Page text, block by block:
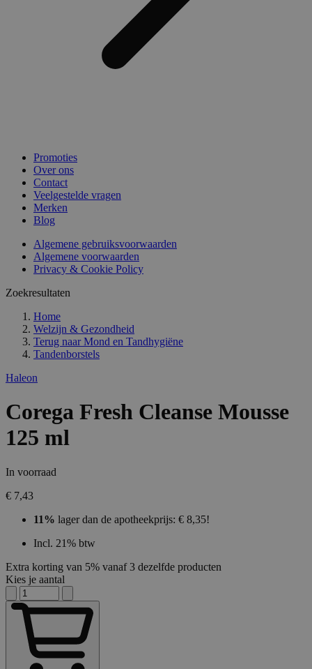
Promoties
Over ons
Contact
Veelgestelde vragen
Merken
Blog
Algemene gebruiksvoorwaarden
Algemene voorwaarden
Privacy & Cookie Policy
Zoekresultaten
Home
Welzijn & Gezondheid
Terug naar Mond en Tandhygiëne
Tandenborstels
Haleon
Corega Fresh Cleanse Mousse
125 ml
In voorraad
€ 7,43
11% lager dan de apotheekprijs: € 8,35!
Incl. 21% btw
Extra korting van 5% vanaf 3 dezelfde producten
Kies je aantal